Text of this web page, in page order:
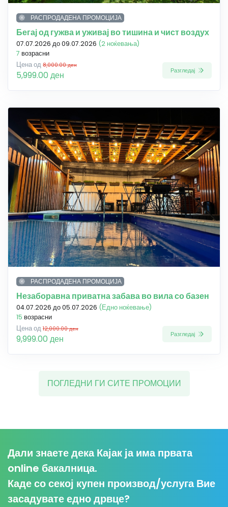
РАСПРОДАДЕНА ПРОМОЦИЈА
Бегај од гужва и уживај во тишина и чист воздух
07.07.2026 до 09.07.2026 (2 ноќевања)
7 возрасни
Цена од 8,000.00 ден
5,999.00 ден Разгледај
РАСПРОДАДЕНА ПРОМОЦИЈА
Незаборавна приватна забава во вила со базен
04.07.2026 до 05.07.2026 (Едно ноќевање)
15 возрасни
Цена од 12,000.00 ден
9,999.00 ден Разгледај
ПОГЛЕДНИ ГИ СИТЕ ПРОМОЦИИ
Дали знаете дека Кајак ја има првата
online бакалница.
Каде со секој купен производ/услуга Вие
засадувате едно дрвце?